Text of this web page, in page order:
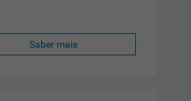
Saber mais